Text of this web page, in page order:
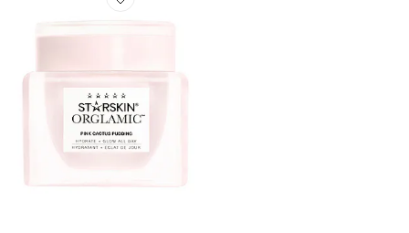
Favorite CRÈME HYDRATANTE PINK CACTUS